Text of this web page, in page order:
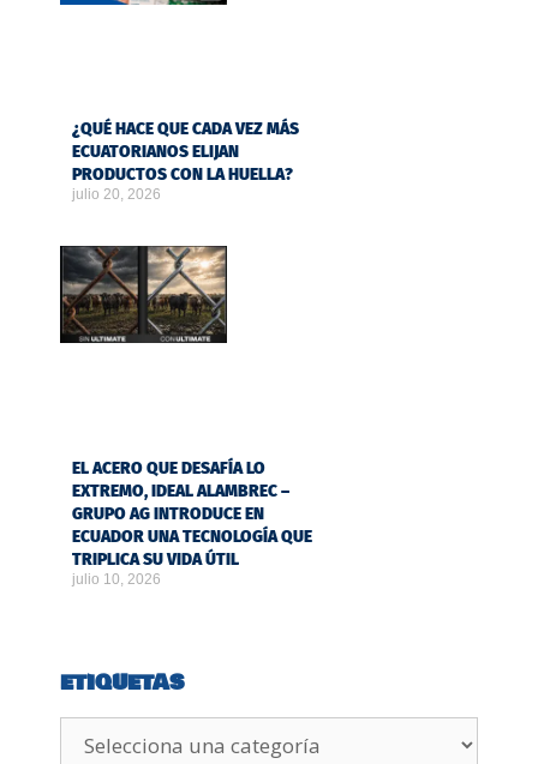
¿QUÉ HACE QUE CADA VEZ MÁS
ECUATORIANOS ELIJAN
PRODUCTOS CON LA HUELLA?
julio 20, 2026
EL ACERO QUE DESAFÍA LO
EXTREMO, IDEAL ALAMBREC –
GRUPO AG INTRODUCE EN
ECUADOR UNA TECNOLOGÍA QUE
TRIPLICA SU VIDA ÚTIL
julio 10, 2026
ETIQUETAS